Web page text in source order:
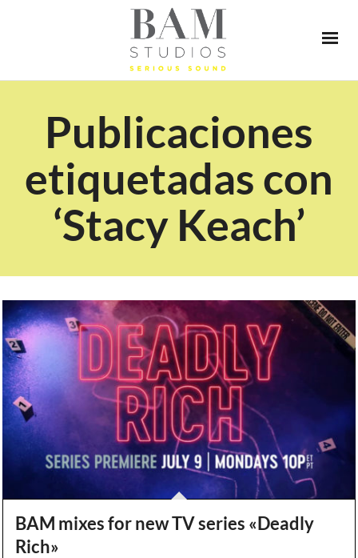
Publicaciones
etiquetadas con
‘Stacy Keach’
BAM mixes for new TV series «Deadly
Rich»